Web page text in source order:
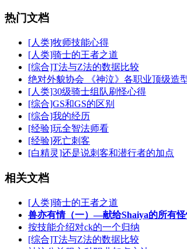
热门文档
[人类]牧师技能心得
[人类]骑士的王者之道
[综合]T法与Z法的数据比较
绝对外貌协会 《神泣》各职业顶级造
[人类]30级骑士组队刷怪心得
[综合]GS和GS的区别
[综合]我的经历
[经验]玩全智法师看
[经验]死亡刺客
[白精灵]还是说刺客和潜行者的加点
相关文档
[人类]骑士的王者之道
兽亦有情（一）―献给Shaiya的所有
按技能介绍对ck的一个归纳
[综合]T法与Z法的数据比较